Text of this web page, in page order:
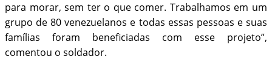
para morar, sem ter o que comer. Trabalhamos em um
grupo de 80 venezuelanos e todas essas pessoas e suas
famílias foram beneficiadas com esse projeto”,
comentou o soldador.